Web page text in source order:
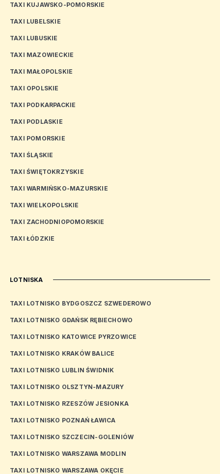
TAXI KUJAWSKO-POMORSKIE
TAXI LUBELSKIE
TAXI LUBUSKIE
TAXI MAZOWIECKIE
TAXI MAŁOPOLSKIE
TAXI OPOLSKIE
TAXI PODKARPACKIE
TAXI PODLASKIE
TAXI POMORSKIE
TAXI ŚLĄSKIE
TAXI ŚWIĘTOKRZYSKIE
TAXI WARMIŃSKO-MAZURSKIE
TAXI WIELKOPOLSKIE
TAXI ZACHODNIOPOMORSKIE
TAXI ŁÓDZKIE
LOTNISKA
TAXI LOTNISKO BYDGOSZCZ SZWEDEROWO
TAXI LOTNISKO GDAŃSK RĘBIECHOWO
TAXI LOTNISKO KATOWICE PYRZOWICE
TAXI LOTNISKO KRAKÓW BALICE
TAXI LOTNISKO LUBLIN ŚWIDNIK
TAXI LOTNISKO OLSZTYN-MAZURY
TAXI LOTNISKO RZESZÓW JESIONKA
TAXI LOTNISKO POZNAŃ ŁAWICA
TAXI LOTNISKO SZCZECIN-GOLENIÓW
TAXI LOTNISKO WARSZAWA MODLIN
TAXI LOTNISKO WARSZAWA OKĘCIE